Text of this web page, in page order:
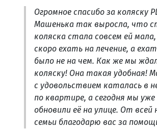
Огромное спасибо за коляску
Машенька так выросла, что
коляска стала совсем ей
скоро ехать на лечение, а
было не на чем. Как же мы
коляску! Она такая удобная!
с удовольствием каталась в
по квартире, а сегодня мы уже
обновили её на улице. От всей
семьи благодарю вас за